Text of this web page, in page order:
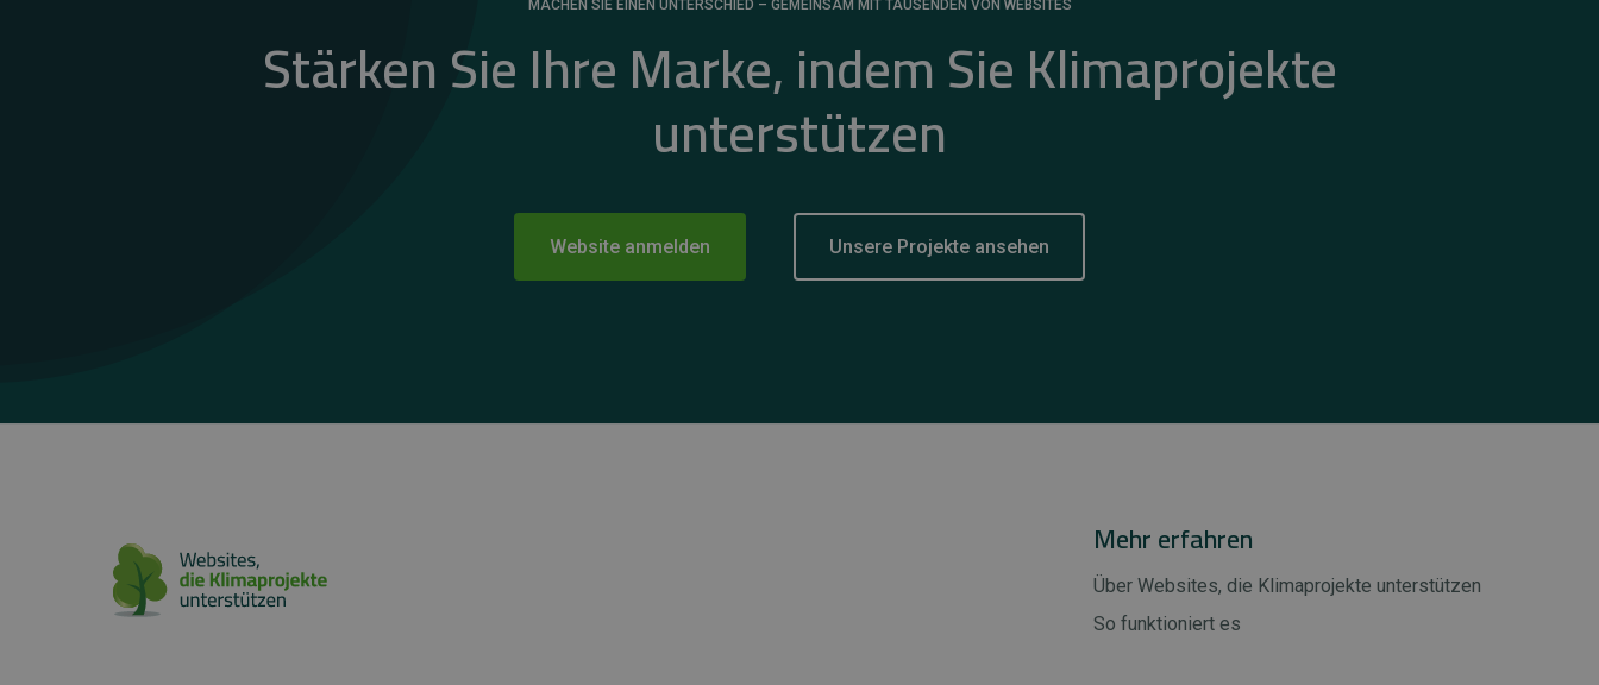
MACHEN SIE EINEN UNTERSCHIED – GEMEINSAM MIT TAUSENDEN VON WEBSITES
Stärken Sie Ihre Marke, indem Sie Klimaprojekte
unterstützen
Website anmelden Unsere Projekte ansehen
Mehr erfahren
Über Websites, die Klimaprojekte unterstützen
So funktioniert es